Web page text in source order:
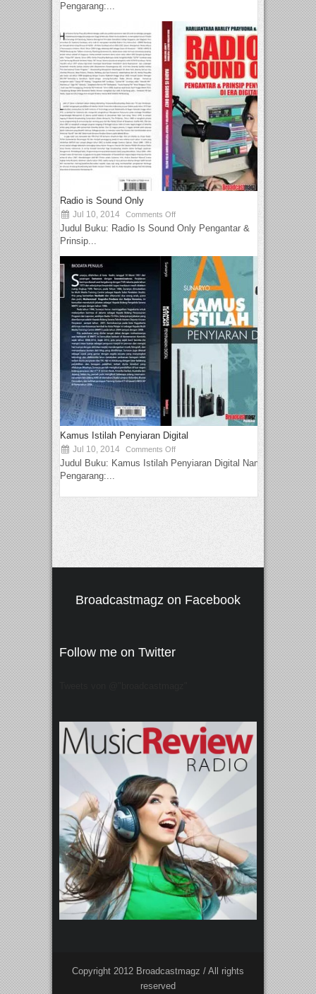
Pengarang:...
Radio is Sound Only
Jul 10, 2014 Comments Off
Judul Buku: Radio Is Sound Only Pengantar &
Prinsip...
Kamus Istilah Penyiaran Digital
Jul 10, 2014 Comments Off
Judul Buku: Kamus Istilah Penyiaran Digital Nama
Pengarang:...
Broadcastmagz on Facebook
Follow me on Twitter
Copyright 2012 Broadcastmagz / All rights
reserved